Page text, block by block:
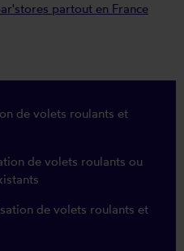
partout en France
de volets roulants et
de volets roulants ou
de volets roulants et